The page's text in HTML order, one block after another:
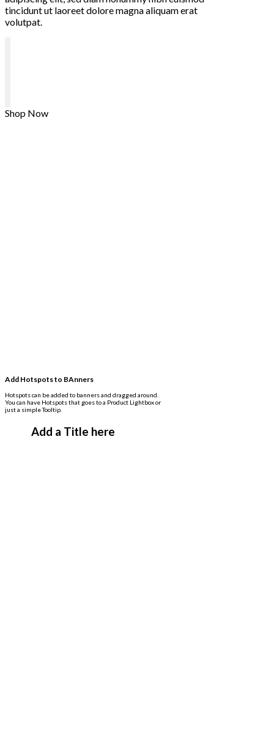
tincidunt ut laoreet dolore magna aliquam erat
volutpat.
Shop Now
Add Hotspots to BAnners
Hotspots can be added to banners and dragged around.
You can have Hotspots that goes to a Product Lightbox or
just a simple Tooltip.
Add a Title here